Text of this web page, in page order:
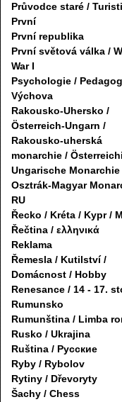
Průvodce staré /
První
První republika
První světová válka /
War I
Psychologie /
Výchova
Rakousko-Uhersko /
Österreich-Ungarn /
Rakousko-uherská
monarchie /
Ungarische Monarchie
Osztrák-Magyar
RU
Řecko / Kréta / Kypr /
Řečtina / ελληνικά
Reklama
Řemesla / Kutilství /
Domácnost / Hobby
Renesance / 14 - 17.
Rumunsko
Rumunština / Limba
Rusko / Ukrajina
Ruština / Русские
Ryby / Rybolov
Rytiny / Dřevoryty
Šachy / Chess